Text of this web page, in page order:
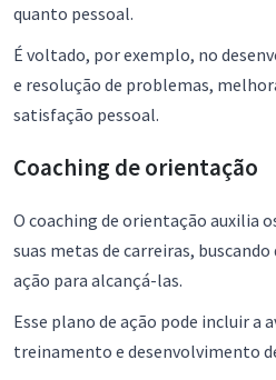
quanto pessoal.
É voltado, por exemplo, no
e resolução de problemas,
satisfação pessoal.
Coaching de orientação
O coaching de orientação auxilia
suas metas de carreiras,
ação para alcançá-las.
Esse plano de ação pode incluir a
treinamento e desenvolvimento